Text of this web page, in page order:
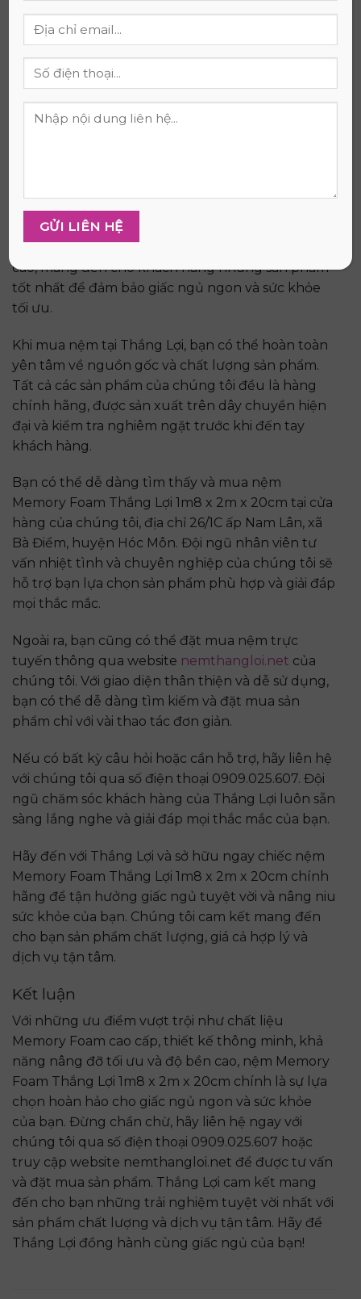
Với chính sách bán hàng uy tín và chất lượng,
Thắng Lợi tự hào là điểm đến đáng tin cậy cho
giấc ngủ ngon và sức khỏe của bạn. Hãy đến với
Thắng Lợi và trải nghiệm sự khác biệt trong chất
lượng sản phẩm và dịch vụ.
hãy đến với địa chỉ uy tín và tin cậy – Thắng Lợi.
Chúng tôi tự hào là nhà cung cấp nệm chất lượng
cao, mang đến cho khách hàng những sản phẩm
tốt nhất để đảm bảo giấc ngủ ngon và sức khỏe
tối ưu.
Khi mua nệm tại Thắng Lợi, bạn có thể hoàn toàn
yên tâm về nguồn gốc và chất lượng sản phẩm.
Tất cả các sản phẩm của chúng tôi đều là hàng
chính hãng, được sản xuất trên dây chuyền hiện
đại và kiểm tra nghiêm ngặt trước khi đến tay
khách hàng.
Bạn có thể dễ dàng tìm thấy và mua nệm
Memory Foam Thắng Lợi 1m8 x 2m x 20cm tại cửa
hàng của chúng tôi, địa chỉ 26/1C ấp Nam Lân, xã
Bà Điểm, huyện Hóc Môn. Đội ngũ nhân viên tư
vấn nhiệt tình và chuyên nghiệp của chúng tôi sẽ
hỗ trợ bạn lựa chọn sản phẩm phù hợp và giải đáp
mọi thắc mắc.
Ngoài ra, bạn cũng có thể đặt mua nệm trực
tuyến thông qua website nemthangloi.net của
chúng tôi. Với giao diện thân thiện và dễ sử dụng,
bạn có thể dễ dàng tìm kiếm và đặt mua sản
phẩm chỉ với vài thao tác đơn giản.
Nếu có bất kỳ câu hỏi hoặc cần hỗ trợ, hãy liên hệ
với chúng tôi qua số điện thoại 0909.025.607. Đội
ngũ chăm sóc khách hàng của Thắng Lợi luôn sẵn
sàng lắng nghe và giải đáp mọi thắc mắc của bạn.
Hãy đến với Thắng Lợi và sở hữu ngay chiếc nệm
Memory Foam Thắng Lợi 1m8 x 2m x 20cm chính
hãng để tận hưởng giấc ngủ tuyệt vời và nâng niu
sức khỏe của bạn. Chúng tôi cam kết mang đến
cho bạn sản phẩm chất lượng, giá cả hợp lý và
dịch vụ tận tâm.
Kết luận
Với những ưu điểm vượt trội như chất liệu
Memory Foam cao cấp, thiết kế thông minh, khả
năng nâng đỡ tối ưu và độ bền cao, nệm Memory
Foam Thắng Lợi 1m8 x 2m x 20cm chính là sự lựa
chọn hoàn hảo cho giấc ngủ ngon và sức khỏe
của bạn. Đừng chần chừ, hãy liên hệ ngay với
chúng tôi qua số điện thoại 0909.025.607 hoặc
truy cập website nemthangloi.net để được tư vấn
và đặt mua sản phẩm. Thắng Lợi cam kết mang
đến cho bạn những trải nghiệm tuyệt vời nhất với
sản phẩm chất lượng và dịch vụ tận tâm. Hãy để
Thắng Lợi đồng hành cùng giấc ngủ của bạn!